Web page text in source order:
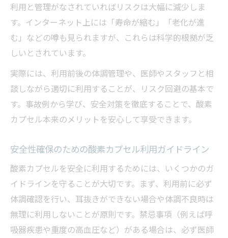
利用と管理がなされていればリスクは大幅に減少しま
す。インターネット上には「寿命が縮む」「老化が進
む」などの噂も見られますが、これらは科学的根拠が乏
しいとされています。
実際には、利用前後の体調管理や、医師やスタッフと相
談しながら適切に利用することが、リスク回避の基本で
す。事故例から学び、安全対策を徹底することで、酸素
カプセル本来のメリットを安心して享受できます。
安全性確保のための酸素カプセル利用ガイドライン
酸素カプセルを安全に利用するためには、いくつかのガ
イドラインを守ることが大切です。まず、利用前に必ず
体調確認を行い、耳抜きができない場合や体調不良時は
無理に利用しないことが原則です。禁忌事項（例えば呼
吸器疾患や重度の高血圧など）がある場合は、必ず医師